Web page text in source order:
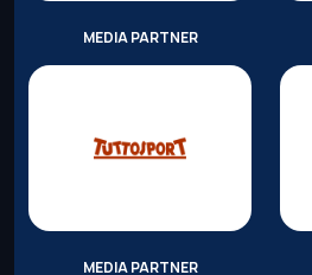
MEDIA PARTNER
MEDIA PARTNER